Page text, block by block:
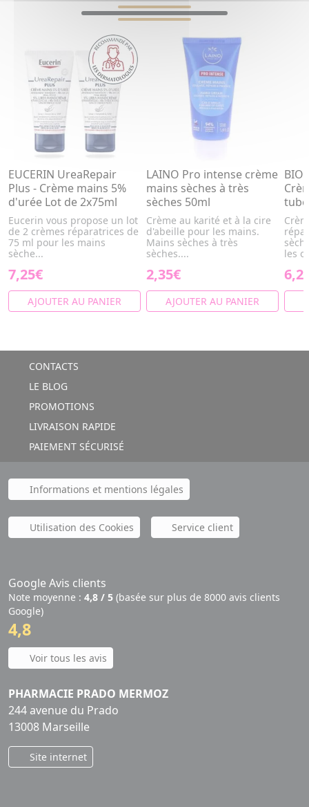
EUCERIN UreaRepair
Plus - Crème mains 5%
d'urée Lot de 2x75ml
Eucerin vous propose un lot
de 2 crèmes réparatrices de
75 ml pour les mains
sèche...
7,25€
AJOUTER AU PANIER
LAINO Pro intense crème
mains sèches à très
sèches 50ml
Crème au karité et à la cire
d'abeille pour les mains.
Mains sèches à très
sèches....
2,35€
AJOUTER AU PANIER
les
CONTACTS
LE BLOG
PROMOTIONS
LIVRAISON RAPIDE
PAIEMENT SÉCURISÉ
Informations et mentions légales
Utilisation des Cookies Service client
Google Avis clients
Note moyenne : 4,8 / 5 (basée sur plus de 8000 avis clients
Google)
4,8
Voir tous les avis
PHARMACIE PRADO MERMOZ
244 avenue du Prado
13008 Marseille
Site internet